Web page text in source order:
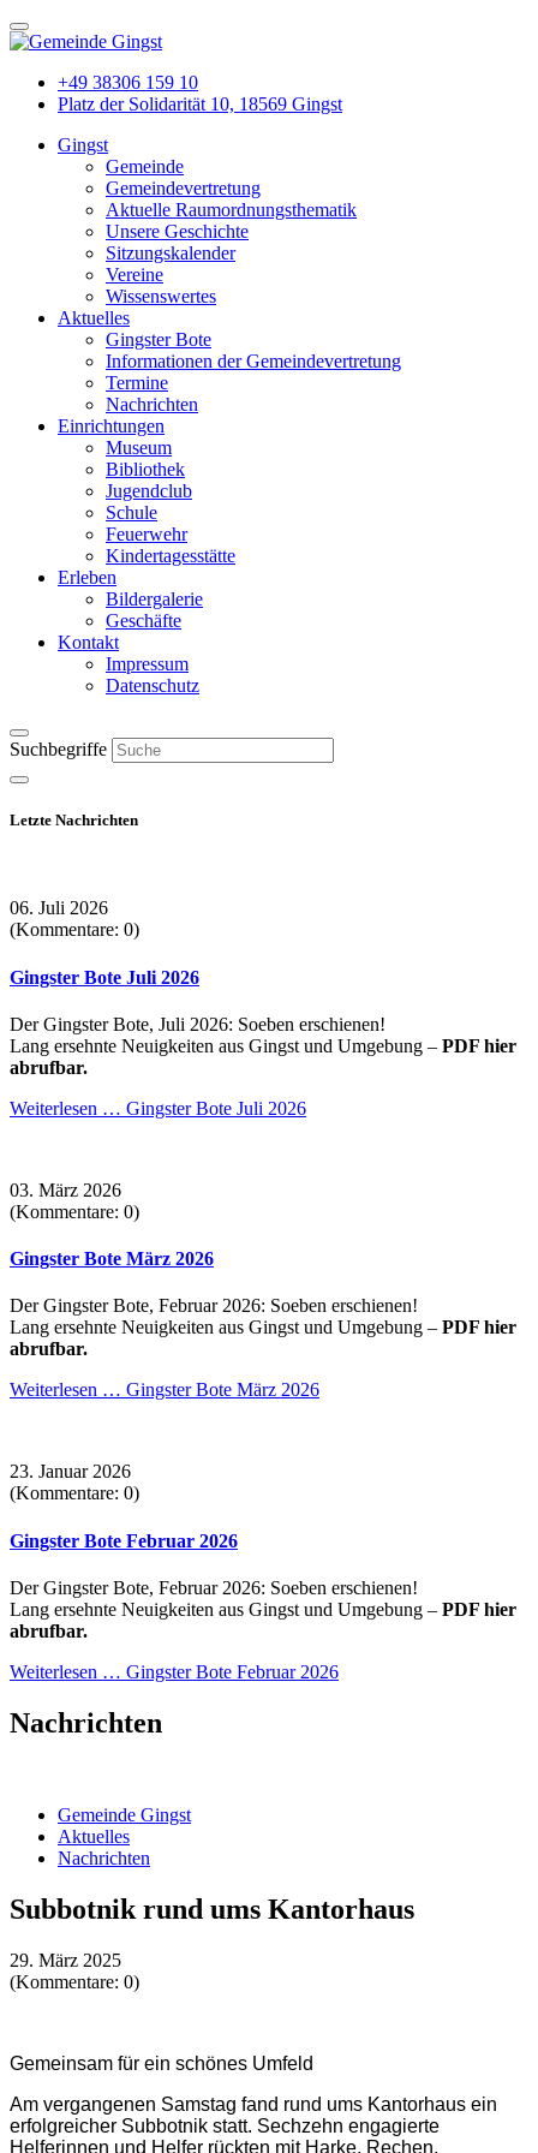
+49 38306 159 10
Platz der Solidarität 10, 18569 Gingst
Gingst
Gemeinde
Gemeindevertretung
Aktuelle Raumordnungsthematik
Unsere Geschichte
Sitzungskalender
Vereine
Wissenswertes
Aktuelles
Gingster Bote
Informationen der Gemeindevertretung
Termine
Nachrichten
Einrichtungen
Museum
Bibliothek
Jugendclub
Schule
Feuerwehr
Kindertagesstätte
Erleben
Bildergalerie
Geschäfte
Kontakt
Impressum
Datenschutz
Suchbegriffe
Letzte Nachrichten
06. Juli 2026
(Kommentare: 0)
Gingster Bote Juli 2026
Der Gingster Bote, Juli 2026: Soeben erschienen!
Lang ersehnte Neuigkeiten aus Gingst und Umgebung – PDF hier
abrufbar.
Weiterlesen … Gingster Bote Juli 2026
03. März 2026
(Kommentare: 0)
Gingster Bote März 2026
Der Gingster Bote, Februar 2026: Soeben erschienen!
Lang ersehnte Neuigkeiten aus Gingst und Umgebung – PDF hier
abrufbar.
Weiterlesen … Gingster Bote März 2026
23. Januar 2026
(Kommentare: 0)
Gingster Bote Februar 2026
Der Gingster Bote, Februar 2026: Soeben erschienen!
Lang ersehnte Neuigkeiten aus Gingst und Umgebung – PDF hier
abrufbar.
Weiterlesen … Gingster Bote Februar 2026
Nachrichten
Gemeinde Gingst
Aktuelles
Nachrichten
Subbotnik rund ums Kantorhaus
29. März 2025
(Kommentare: 0)
Gemeinsam für ein schönes Umfeld
Am vergangenen Samstag fand rund ums Kantorhaus ein
erfolgreicher Subbotnik statt. Sechzehn engagierte
Helferinnen und Helfer rückten mit Harke, Rechen,